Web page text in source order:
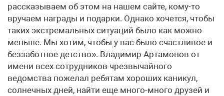
рассказываем об этом на нашем сайте, кому-то
вручаем награды и подарки. Однако хочется, чтобы
таких экстремальных ситуаций было как можно
меньше. Мы хотим, чтобы у вас было счастливое и
беззаботное детство». Владимир Артамонов от
имени всех сотрудников чрезвычайного
ведомства пожелал ребятам хороших каникул,
солнечных дней, найти еще много-много друзей и